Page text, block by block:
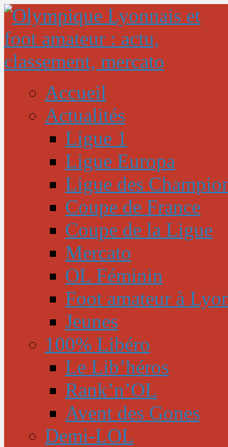
Accueil
Actualités
Ligue 1
Ligue Europa
Ligue des
Coupe de France
Coupe de la Ligue
Mercato
OL Féminin
Foot amateur à
Jeunes
100% Libéro
Le Lib’héros
Rank’n’OL
Avent des Gones
Demi-LOL